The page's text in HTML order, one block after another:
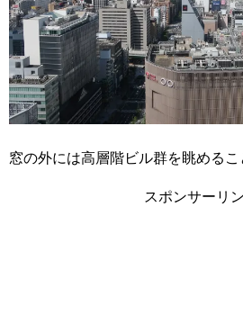
窓の外には高層階ビル群を眺めるこ
スポンサーリ